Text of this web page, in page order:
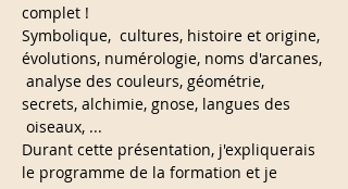
complet !
Symbolique,  cultures, histoire et origine,
évolutions, numérologie, noms d'arcanes,
analyse des couleurs, géométrie,
secrets, alchimie, gnose, langues des
oiseaux, ...
Durant cette présentation, j'expliquerais
le programme de la formation et je